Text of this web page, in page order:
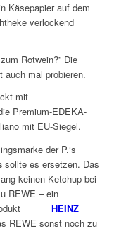
Käsepapier auf dem
verlockend
Rotwein?” Die
auch mal probieren.
mit
Premium-EDEKA-
mit EU-Siegel.
der P.‘s
sollte es ersetzen. Das
keinen Ketchup bei
REWE – ein
HEINZ
REWE sonst noch zu